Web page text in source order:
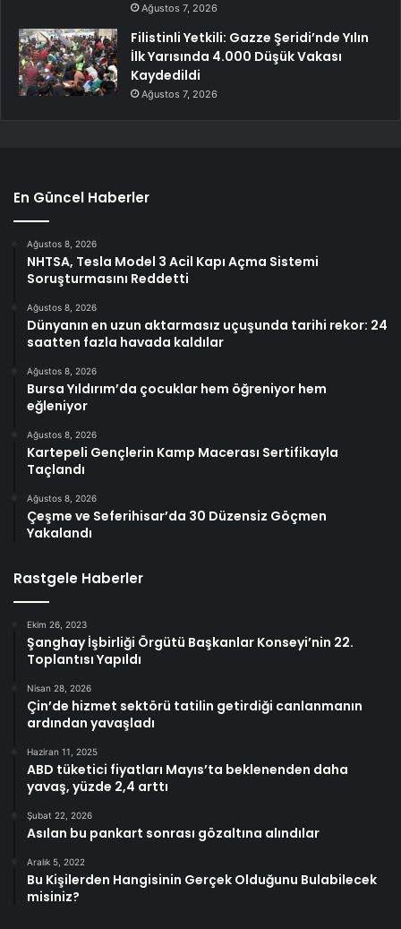
Ağustos 7, 2026
Filistinli Yetkili: Gazze Şeridi’nde Yılın
İlk Yarısında 4.000 Düşük Vakası
Kaydedildi
Ağustos 7, 2026
En Güncel Haberler
Ağustos 8, 2026
NHTSA, Tesla Model 3 Acil Kapı Açma Sistemi
Soruşturmasını Reddetti
Ağustos 8, 2026
Dünyanın en uzun aktarmasız uçuşunda tarihi rekor: 24
saatten fazla havada kaldılar
Ağustos 8, 2026
Bursa Yıldırım’da çocuklar hem öğreniyor hem
eğleniyor
Ağustos 8, 2026
Kartepeli Gençlerin Kamp Macerası Sertifikayla
Taçlandı
Ağustos 8, 2026
Çeşme ve Seferihisar’da 30 Düzensiz Göçmen
Yakalandı
Rastgele Haberler
Ekim 26, 2023
Şanghay İşbirliği Örgütü Başkanlar Konseyi’nin 22.
Toplantısı Yapıldı
Nisan 28, 2026
Çin’de hizmet sektörü tatilin getirdiği canlanmanın
ardından yavaşladı
Haziran 11, 2025
ABD tüketici fiyatları Mayıs’ta beklenenden daha
yavaş, yüzde 2,4 arttı
Şubat 22, 2026
Asılan bu pankart sonrası gözaltına alındılar
Aralık 5, 2022
Bu Kişilerden Hangisinin Gerçek Olduğunu Bulabilecek
misiniz?